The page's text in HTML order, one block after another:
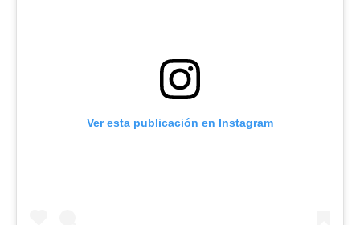
Ver esta publicación en Instagram